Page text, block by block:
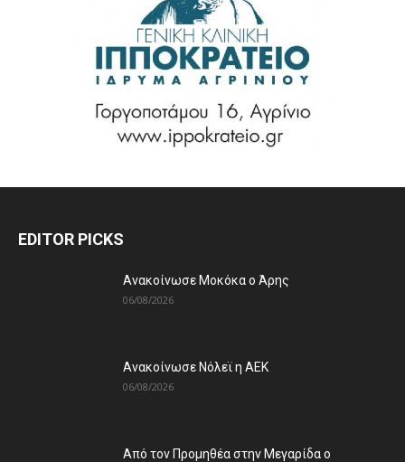
EDITOR PICKS
Ανακοίνωσε Μοκόκα ο Άρης
06/08/2026
Ανακοίνωσε Νόλεϊ η ΑΕΚ
06/08/2026
Από τον Προμηθέα στην Μεγαρίδα ο